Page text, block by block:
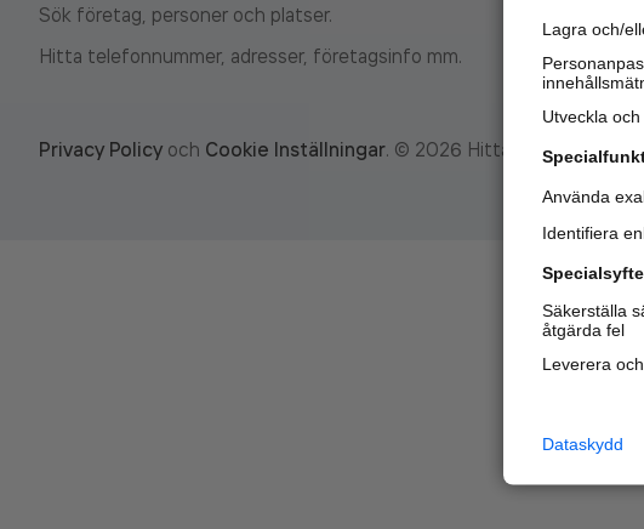
Sök företag, personer och platser.
Hitta telefonnummer, adresser, företagsinfo mm.
Privacy Policy och Cookie Inställningar. © 2026 Hitta.se
Lagra och/
Utveckla
Använda
Identifiera
Säkerställa
åtgärda fel
Leverera
Dataskydd